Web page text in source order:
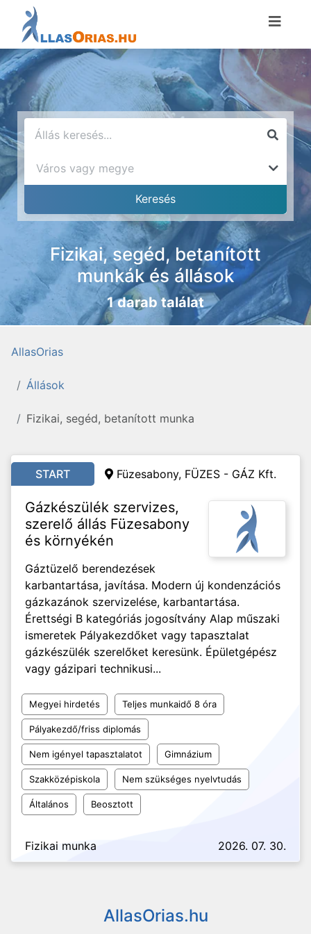
Fizikai, segéd, betanított
munkák és állások
1 darab találat
AllasOrias
Állások
Fizikai, segéd, betanított munka
START Füzesabony, FÜZES - GÁZ Kft.
Gázkészülék szervizes,
szerelő állás Füzesabony
és környékén
Gáztüzelő berendezések
karbantartása, javítása. Modern új kondenzációs
gázkazánok szervizelése, karbantartása.
Érettségi B kategóriás jogosítvány Alap műszaki
ismeretek Pályakezdőket vagy tapasztalat
gázkészülék szerelőket keresünk. Épületgépész
vagy gázipari technikusi...
Megyei hirdetés Teljes munkaidő 8 óra
Pályakezdő/friss diplomás
Nem igényel tapasztalatot Gimnázium
Szakközépiskola Nem szükséges nyelvtudás
Általános Beosztott
Fizikai munka 2026. 07. 30.
AllasOrias.hu